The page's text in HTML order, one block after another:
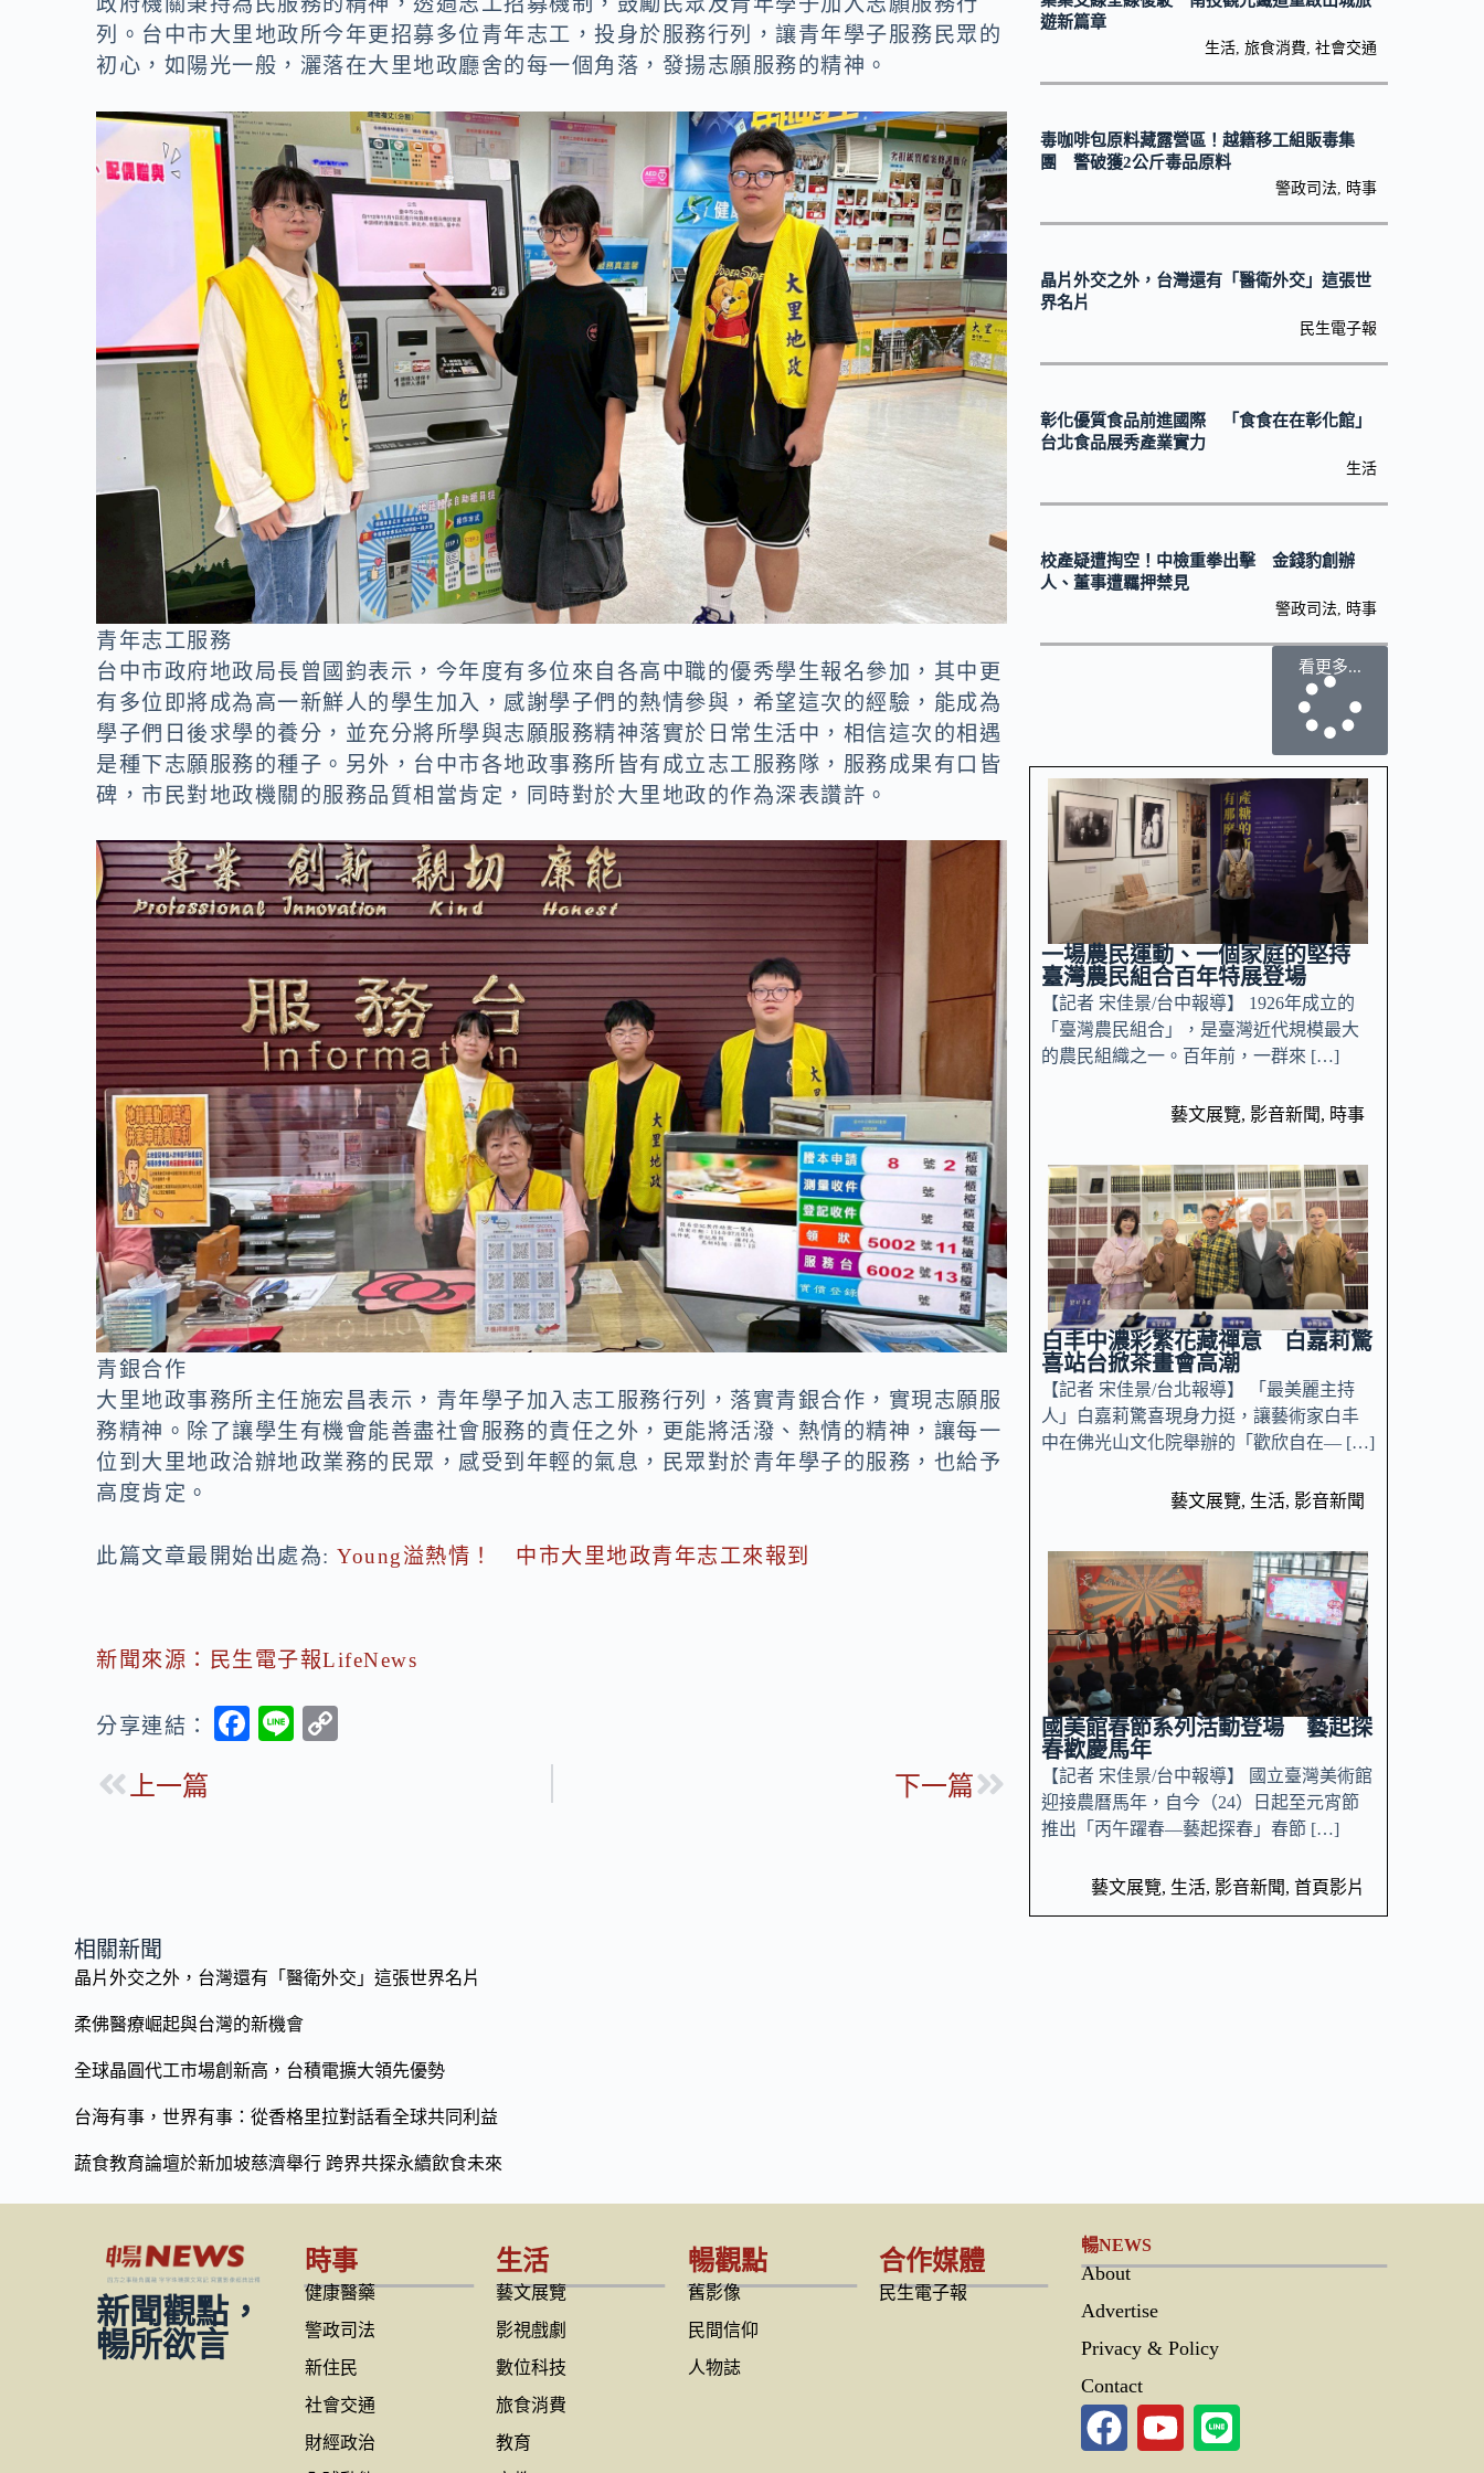
o
k
n
k
列。台中市大里地政所今年更招募多位青年志工，投身於服務行列，讓青年學子服務民眾的
初心，如陽光一般，灑落在大里地政廳舍的每一個角落，發揚志願服務的精神。
青年志工服務
台中市政府地政局長曾國鈞表示，今年度有多位來自各高中職的優秀學生報名參加，其中更
有多位即將成為高一新鮮人的學生加入，感謝學子們的熱情參與，希望這次的經驗，能成為
學子們日後求學的養分，並充分將所學與志願服務精神落實於日常生活中，相信這次的相遇
是種下志願服務的種子。另外，台中市各地政事務所皆有成立志工服務隊，服務成果有口皆
碑，市民對地政機關的服務品質相當肯定，同時對於大里地政的作為深表讚許。
青銀合作
大里地政事務所主任施宏昌表示，青年學子加入志工服務行列，落實青銀合作，實現志願服
務精神。除了讓學生有機會能善盡社會服務的責任之外，更能將活潑、熱情的精神，讓每一
位到大里地政洽辦地政業務的民眾，感受到年輕的氣息，民眾對於青年學子的服務，也給予
高度肯定。
此篇文章最開始出處為:Young溢熱情！ 中市大里地政青年志工來報到
新聞來源：民生電子報LifeNews
分享連結：
F
Li
上一篇 下一篇
遊新篇章
生活, 旅食消費, 社會交通
毒咖啡包原料藏露營區！越籍移工組販毒集
團 警破獲2公斤毒品原料
警政司法, 時事
晶片外交之外，台灣還有「醫衛外交」這張世
界名片
民生電子報
彰化優質食品前進國際 「食食在在彰化館」
台北食品展秀產業實力
生活
校產疑遭掏空！中檢重拳出擊 金錢豹創辦
人、董事遭羈押禁見
警政司法, 時事
看更多...
一場農民運動、一個家庭的堅持
臺灣農民組合百年特展登場
【記者 宋佳景/台中報導】 1926年成立的
「臺灣農民組合」，是臺灣近代規模最大
的農民組織之一。百年前，一群來 […]
藝文展覽, 影音新聞, 時事
白丰中濃彩繁花藏禪意 白嘉莉驚
喜站台掀茶畫會高潮
【記者 宋佳景/台北報導】 「最美麗主持
人」白嘉莉驚喜現身力挺，讓藝術家白丰
中在佛光山文化院舉辦的「歡欣自在— […]
藝文展覽, 生活, 影音新聞
國美館春節系列活動登場 藝起探
春歡慶馬年
【記者 宋佳景/台中報導】 國立臺灣美術館
迎接農曆馬年，自今（24）日起至元宵節
推出「丙午躍春—藝起探春」春節 […]
藝文展覽, 生活, 影音新聞, 首頁影片
相關新聞
晶片外交之外，台灣還有「醫衛外交」這張世界名片
柔佛醫療崛起與台灣的新機會
全球晶圓代工市場創新高，台積電擴大領先優勢
台海有事，世界有事：從香格里拉對話看全球共同利益
蔬食教育論壇於新加坡慈濟舉行 跨界共探永續飲食未來
新聞觀點，
暢所欲言
時事
健康醫藥
警政司法
新住民
社會交通
財經政治
生活
藝文展覽
影視戲劇
數位科技
旅食消費
教育
暢觀點
舊影像
民間信仰
人物誌
合作媒體
民生電子報
暢NEWS
About
Advertise
Privacy & Policy
Contact